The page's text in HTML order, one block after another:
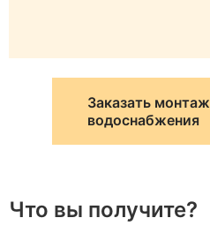
Заказать монтаж
водоснабжения
Что вы получите?